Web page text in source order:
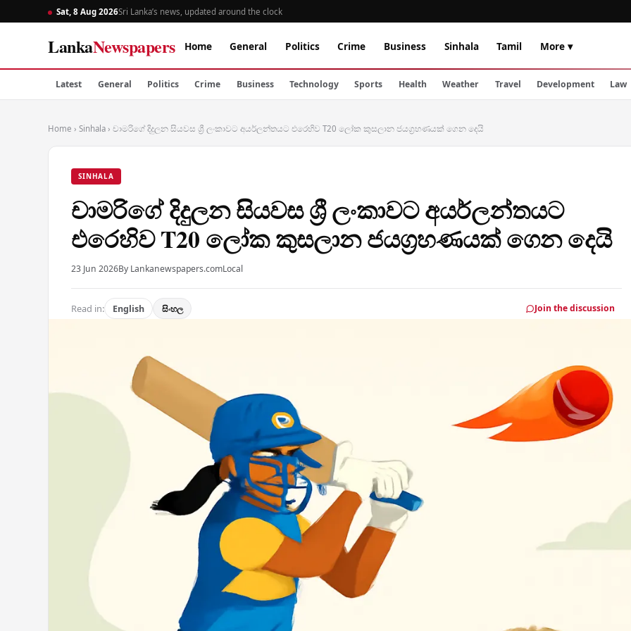
Sat, 8 Aug 2026Sri Lanka’s news, updated around the clock
LankaNewspapers Home General Politics Crime Business Sinhala Tamil More ▾
Latest General Politics Crime Business Technology Sports Health Weather Travel Development Law
Home › Sinhala › චාමරිගේ දිදුලන සියවස ශ්‍රී ලංකාවට අයර්ලන්තයට එරෙහිව T20 ලෝක කුසලාන ජයග්‍රහණයක් ගෙන දෙයි
SINHALA
චාමරිගේ දිදුලන සියවස ශ්‍රී ලංකාවට අයර්ලන්තයට
එරෙහිව T20 ලෝක කුසලාන ජයග්‍රහණයක් ගෙන දෙයි
23 Jun 2026By Lankanewspapers.comLocal
Read in: English සිංහල Join the discussion